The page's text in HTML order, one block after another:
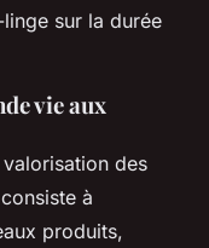
sur la durée
vie aux
des
à
produits,